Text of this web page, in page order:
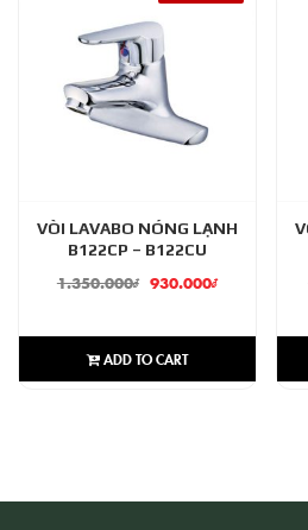
VÒI LAVABO NÓNG LẠNH
B122CP – B122CU
1.350.000₫ 930.000₫
ADD TO CART